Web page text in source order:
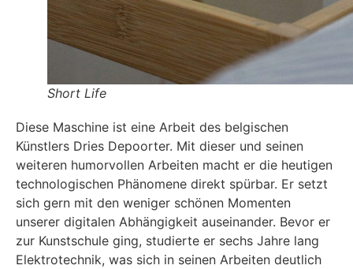
Short Life
Diese Maschine ist eine Arbeit des belgischen
Künstlers Dries Depoorter. Mit dieser und seinen
weiteren humorvollen Arbeiten macht er die heutigen
technologischen Phänomene direkt spürbar. Er setzt
sich gern mit den weniger schönen Momenten
unserer digitalen Abhängigkeit auseinander. Bevor er
zur Kunstschule ging, studierte er sechs Jahre lang
Elektrotechnik, was sich in seinen Arbeiten deutlich